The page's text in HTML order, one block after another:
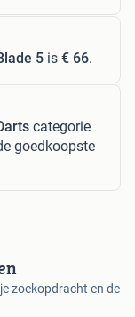
5 is € 66.
categorie
goedkoopste
zoekopdracht en de